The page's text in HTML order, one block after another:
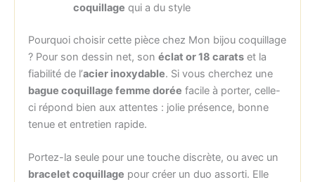
coquillage qui a du style
Pourquoi choisir cette pièce chez Mon bijou coquillage
? Pour son dessin net, son éclat or 18 caratset la
fiabilité de l’acier inoxydable. Si vous cherchez une
bague coquillage femme dorée facile à porter, celle-
ci répond bien aux attentes : jolie présence, bonne
tenue et entretien rapide.
Portez-la seule pour une touche discrète, ou avec un
bracelet coquillage pour créer un duo assorti. Elle